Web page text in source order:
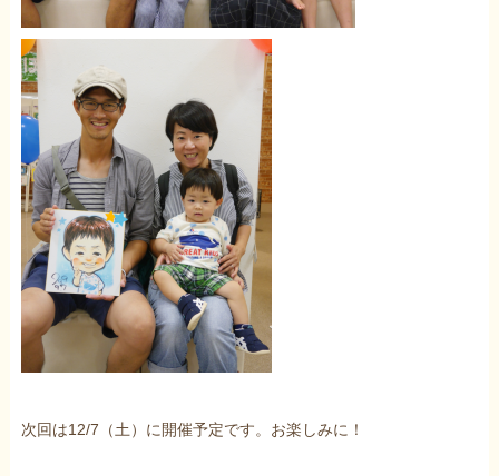
次回は12/7（土）に開催予定です。お楽しみに！